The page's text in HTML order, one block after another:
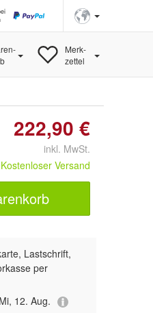
Merk-
zettel
222,90 €
inkl. MwSt.
Kostenloser Versand
Lastschrift,
per
12. Aug.